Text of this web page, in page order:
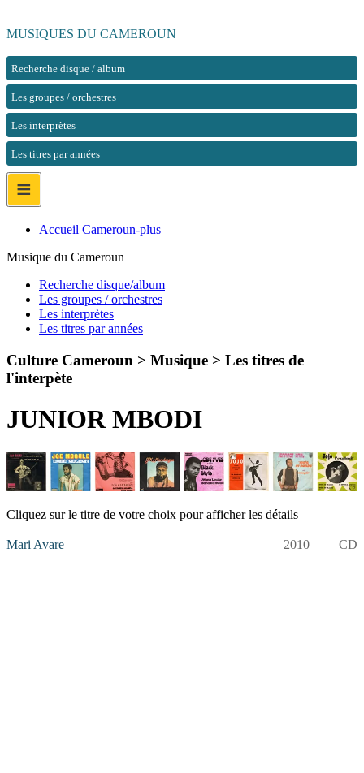
MUSIQUES DU CAMEROUN
Recherche disque / album
Les groupes / orchestres
Les interprètes
Les titres par années
≡
Accueil Cameroun-plus
Musique du Cameroun
Recherche disque/album
Les groupes / orchestres
Les interprètes
Les titres par années
Culture Cameroun > Musique > Les titres de
l'interpète
JUNIOR MBODI
Cliquez sur le titre de votre choix pour afficher les détails
Mari Avare 2010 CD